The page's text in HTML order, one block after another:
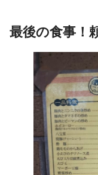
最後の食事！